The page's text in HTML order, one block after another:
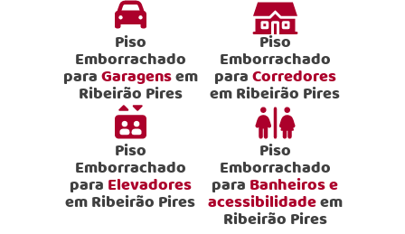
Piso
Emborrachado
paraGaragensem
Ribeirão Pires
Piso
Emborrachado
paraCorredores
em Ribeirão Pires
Piso
Emborrachado
para Elevadores
em Ribeirão Pires
Piso
Emborrachado
para Banheiros e
acessibilidadeem
Ribeirão Pires